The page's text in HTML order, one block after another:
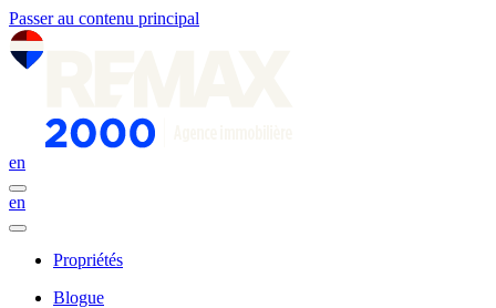
Passer au contenu principal
en
en
Propriétés
Blogue